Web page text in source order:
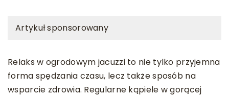
Artykuł sponsorowany
Relaks w ogrodowym jacuzzi to nie tylko przyjemna
forma spędzania czasu, lecz także sposób na
wsparcie zdrowia. Regularne kąpiele w gorącej